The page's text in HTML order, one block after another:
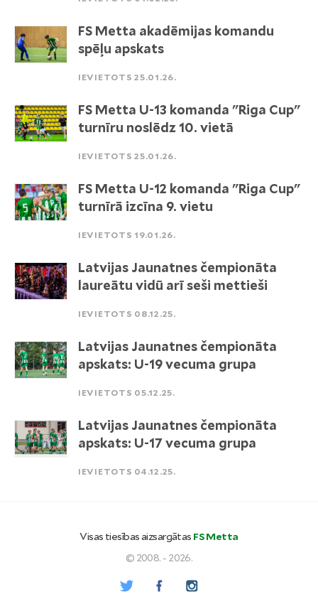
FS Metta akadēmijas komandu
spēļu apskats
IEVIETOTS 25.01.26.
FS Metta U-13 komanda "Riga Cup"
turnīru noslēdz 10. vietā
IEVIETOTS 25.01.26.
FS Metta U-12 komanda "Riga Cup"
turnīrā izcīna 9. vietu
IEVIETOTS 19.01.26.
Latvijas Jaunatnes čempionāta
laureātu vidū arī seši mettieši
IEVIETOTS 08.12.25.
Latvijas Jaunatnes čempionāta
apskats: U-19 vecuma grupa
IEVIETOTS 05.12.25.
Latvijas Jaunatnes čempionāta
apskats: U-17 vecuma grupa
IEVIETOTS 04.12.25.
Visas tiesības aizsargātas FS Metta
© 2008. - 2026.